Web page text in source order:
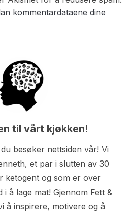
kommentardataene dine
til vårt kjøkken!
besøker nettsiden vår! Vi
et par i slutten av 30
ketogent og som er over
i å lage mat! Gjennom Fett &
å inspirere, motivere og å